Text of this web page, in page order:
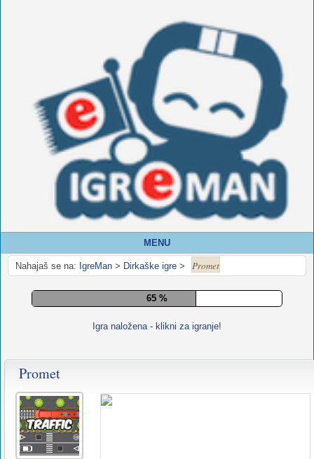
MENU
Nahajaš se na: IgreMan > Dirkaške igre > Promet
70 %
Igra naložena - klikni za igranje!
Promet